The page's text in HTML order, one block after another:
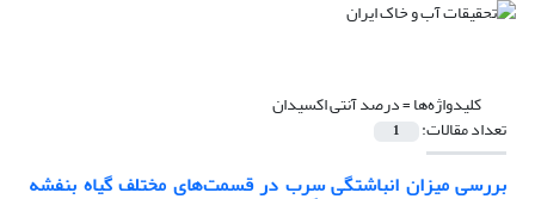
کلیدواژه‌ها =درصد آنتی اکسیدان
تعداد مقالات: 1
بررسی میزان انباشتگی سرب در قسمت‌های مختلف گیاه بنفشه